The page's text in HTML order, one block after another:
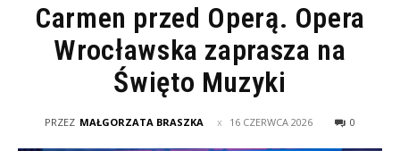
Carmen przed Operą. Opera
Wrocławska zaprasza na
Święto Muzyki
PRZEZ MAŁGORZATA BRASZKA 16 CZERWCA 2026 0